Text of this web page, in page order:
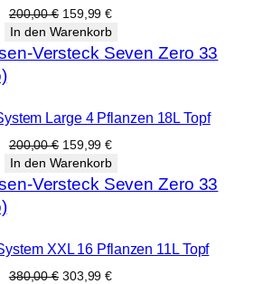
200,00€ Ursprünglicher
Preis
war:
200,00 €
159,99€Aktueller
Preis
ist:
159,99 €.
In den Warenkorb
Large 4 Pflanzen 18L Topf
200,00€ Ursprünglicher
Preis
war:
200,00 €
159,99€Aktueller
Preis
ist:
159,99 €.
In den Warenkorb
XXL 16 Pflanzen 11L Topf
380,00€ Ursprünglicher
303,99€Aktueller